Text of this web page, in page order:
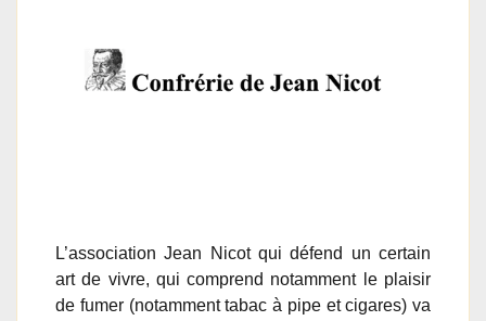
L’association Jean Nicot qui défend un certain
art de vivre, qui comprend notamment le plaisir
de fumer (notamment tabac à pipe et cigares) va